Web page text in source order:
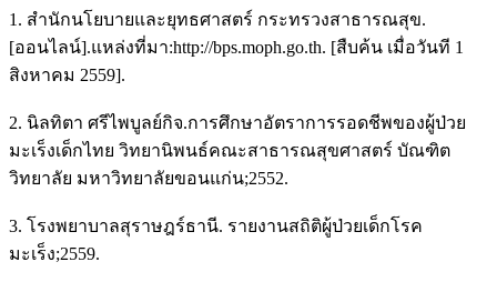
1. สำนักนโยบายและยุทธศาสตร์ กระทรวงสาธารณสุข.
[ออนไลน์].แหล่งที่มา:http://bps.moph.go.th. [สืบค้น เมื่อวันที 1
สิงหาคม 2559].
2. นิลทิตา ศรีไพบูลย์กิจ.การศึกษาอัตราการรอดชีพของผู้ป่วย
มะเร็งเด็กไทย วิทยานิพนธ์คณะสาธารณสุขศาสตร์ บัณฑิต
วิทยาลัย มหาวิทยาลัยขอนแก่น;2552.
3. โรงพยาบาลสุราษฎร์ธานี. รายงานสถิติผู้ป่วยเด็กโรค
มะเร็ง;2559.